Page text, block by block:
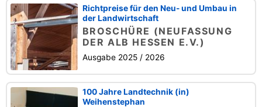
Richtpreise für den Neu- und Umbau in
der Landwirtschaft
BROSCHÜRE (NEUFASSUNG
DER ALB HESSEN E.V.)
Ausgabe 2025 / 2026
100 Jahre Landtechnik (in)
Weihenstephan